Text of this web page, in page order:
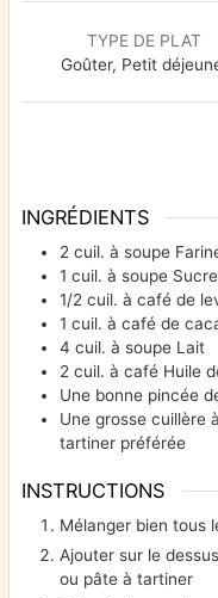
TYPE DE PLAT
Goûter, Petit
INGRÉDIENTS
2 cuil. à soupe
1 cuil. à soupe
1/2 cuil. à café de
1 cuil. à café de
4 cuil. à soupe Lait
2 cuil. à café Huile
Une bonne pincée
Une grosse cuillère
tartiner préférée
INSTRUCTIONS
Mélanger bien tous
Ajouter sur le
ou pâte à tartiner